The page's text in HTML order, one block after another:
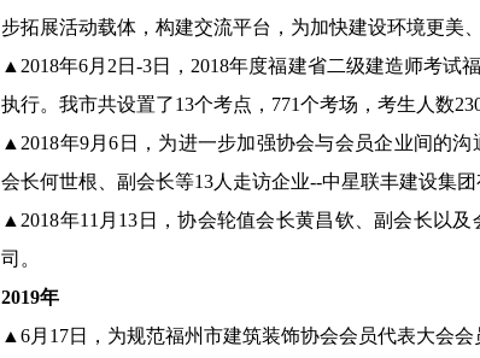
步拓展活动载体，构建交流平台，为加快建设环境更美
▲2018年6月2日-3日，2018年度福建省二级建造师考
执行。我市共设置了13个考点，771个考场，考生人数
▲2018年9月6日，为进一步加强协会与会员企业间的
会长何世根、副会长等13人走访企业--中星联丰建设集
▲2018年11月13日，协会轮值会长黄昌钦、副会长以
司。
2019年
▲6月17日，为规范福州市建筑装饰协会会员代表大会